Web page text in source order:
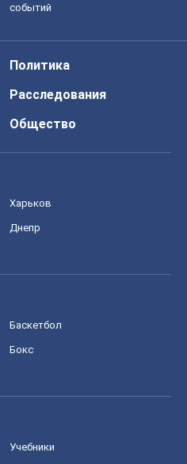
событий
Политика
Расследования
Общество
Харьков
Днепр
Баскетбол
Бокс
Учебники